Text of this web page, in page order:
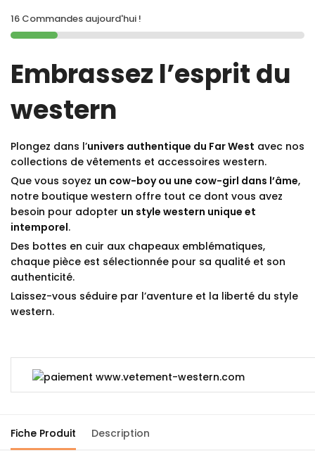
16 Commandes aujourd'hui !
Embrassez l’esprit du
western
Plongez dans l’univers authentique du Far West avec nos
collections de vêtements et accessoires western.
Que vous soyez un cow-boy ou une cow-girl dans l’âme,
notre boutique western offre tout ce dont vous avez
besoin pour adopter un style western unique et
intemporel.
Des bottes en cuir aux chapeaux emblématiques,
chaque pièce est sélectionnée pour sa qualité et son
authenticité.
Laissez-vous séduire par l’aventure et la liberté du style
western.
Fiche Produit Description